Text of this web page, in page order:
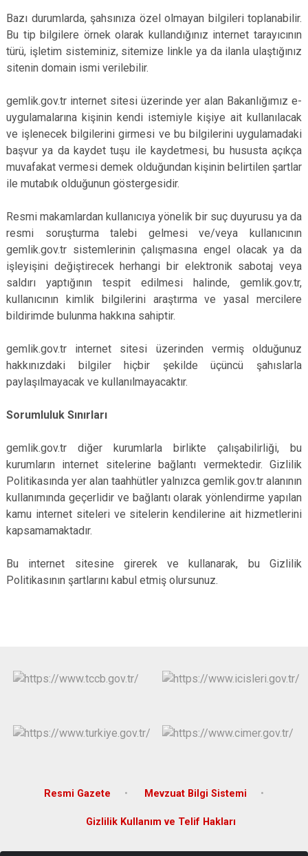
Bazı durumlarda, şahsınıza özel olmayan bilgileri toplanabilir.
Bu tip bilgilere örnek olarak kullandığınız internet tarayıcının
türü, işletim sisteminiz, sitemize linkle ya da ilanla ulaştığınız
sitenin domain ismi verilebilir.
gemlik.gov.tr internet sitesi üzerinde yer alan Bakanlığımız e-
uygulamalarına kişinin kendi istemiyle kişiye ait kullanılacak
ve işlenecek bilgilerini girmesi ve bu bilgilerini uygulamadaki
başvur ya da kaydet tuşu ile kaydetmesi, bu hususta açıkça
muvafakat vermesi demek olduğundan kişinin belirtilen şartlar
ile mutabık olduğunun göstergesidir.
Resmi makamlardan kullanıcıya yönelik bir suç duyurusu ya da
resmi soruşturma talebi gelmesi ve/veya kullanıcının
gemlik.gov.tr sistemlerinin çalışmasına engel olacak ya da
işleyişini değiştirecek herhangi bir elektronik sabotaj veya
saldırı yaptığının tespit edilmesi halinde, gemlik.gov.tr,
kullanıcının kimlik bilgilerini araştırma ve yasal mercilere
bildirimde bulunma hakkına sahiptir.
gemlik.gov.tr internet sitesi üzerinden vermiş olduğunuz
hakkınızdaki bilgiler hiçbir şekilde üçüncü şahıslarla
paylaşılmayacak ve kullanılmayacaktır.
Sorumluluk Sınırları
gemlik.gov.tr diğer kurumlarla birlikte çalışabilirliği, bu
kurumların internet sitelerine bağlantı vermektedir. Gizlilik
Politikasında yer alan taahhütler yalnızca gemlik.gov.tr alanının
kullanımında geçerlidir ve bağlantı olarak yönlendirme yapılan
kamu internet siteleri ve sitelerin kendilerine ait hizmetlerini
kapsamamaktadır.
Bu internet sitesine girerek ve kullanarak, bu Gizlilik
Politikasının şartlarını kabul etmiş olursunuz.
Resmi Gazete Mevzuat Bilgi Sistemi
Gizlilik Kullanım ve Telif Hakları